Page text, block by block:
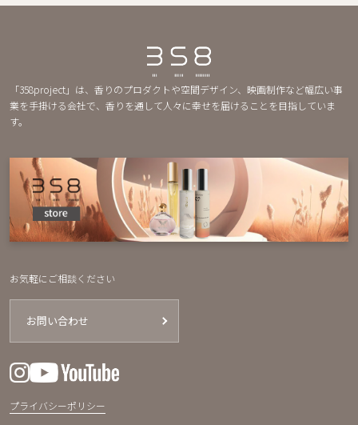
「358project」は、香りのプロダクトや空間デザイン、映画制作など幅広い事
業を手掛ける会社で、香りを通して人々に幸せを届けることを目指していま
す。
お気軽にご相談ください
お問い合わせ
プライバシーポリシー